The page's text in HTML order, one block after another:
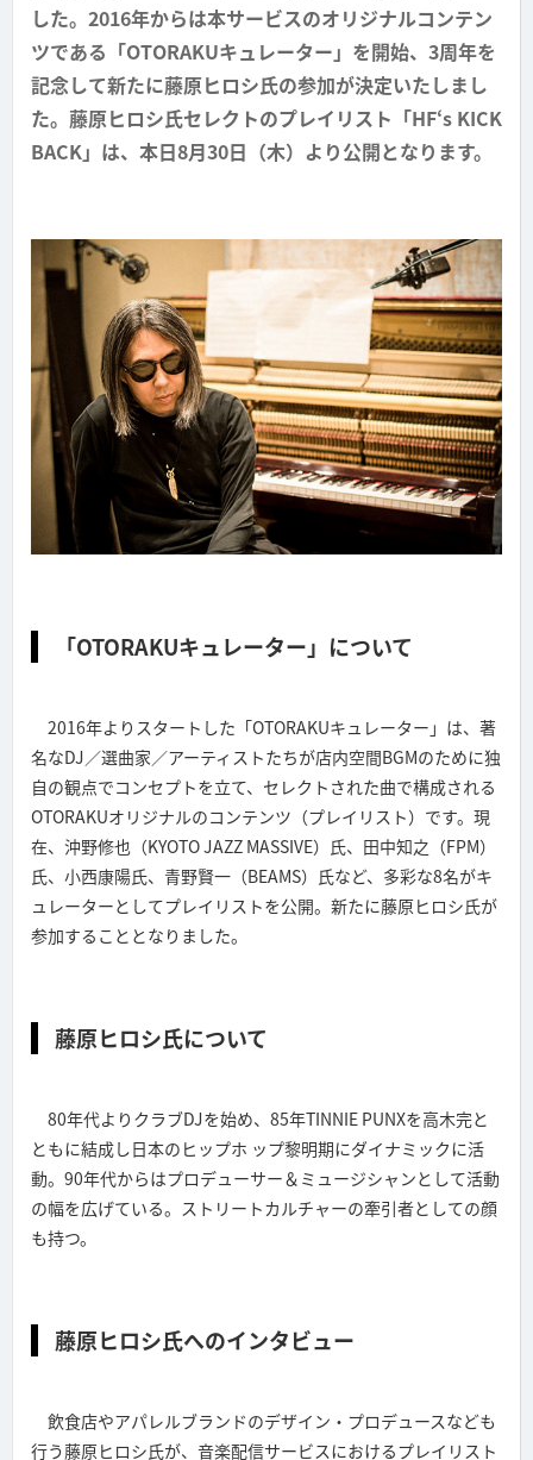
した。2016年からは本サービスのオリジナルコンテン
ツである「OTORAKUキュレーター」を開始、3周年を
記念して新たに藤原ヒロシ氏の参加が決定いたしまし
た。藤原ヒロシ氏セレクトのプレイリスト「HF‘s KICK
BACK」は、本日8月30日（木）より公開となります。
「OTORAKUキュレーター」について
2016年よりスタートした「OTORAKUキュレーター」は、著
名なDJ／選曲家／アーティストたちが店内空間BGMのために独
自の観点でコンセプトを立て、セレクトされた曲で構成される
OTORAKUオリジナルのコンテンツ（プレイリスト）です。現
在、沖野修也（KYOTO JAZZ MASSIVE）氏、田中知之（FPM）
氏、小西康陽氏、青野賢一（BEAMS）氏など、多彩な8名がキ
ュレーターとしてプレイリストを公開。新たに藤原ヒロシ氏が
参加することとなりました。
藤原ヒロシ氏について
80年代よりクラブDJを始め、85年TINNIE PUNXを高木完と
ともに結成し日本のヒップホ ップ黎明期にダイナミックに活
動。90年代からはプロデューサー＆ミュージシャンとして活動
の幅を広げている。ストリートカルチャーの牽引者としての顔
も持つ。
藤原ヒロシ氏へのインタビュー
飲食店やアパレルブランドのデザイン・プロデュースなども
行う藤原ヒロシ氏が、音楽配信サービスにおけるプレイリスト